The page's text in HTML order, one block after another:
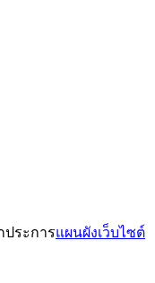
ประการแผนผังเว็บไซต์